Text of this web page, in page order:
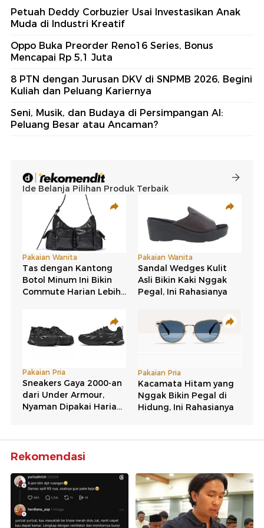
Petuah Deddy Corbuzier Usai Investasikan Anak
Muda di Industri Kreatif
Oppo Buka Preorder Reno16 Series, Bonus
Mencapai Rp 5,1 Juta
8 PTN dengan Jurusan DKV di SNPMB 2026, Begini
Kuliah dan Peluang Kariernya
Seni, Musik, dan Budaya di Persimpangan AI:
Peluang Besar atau Ancaman?
Rekomendasi